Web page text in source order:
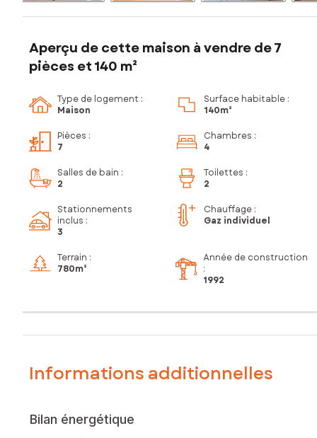
Aperçu de cette maison à vendre de 7
pièces et 140 m²
Type de logement :
Maison
Surface habitable :
140m²
Pièces :
7
Chambres :
4
Salles de bain :
2
Toilettes :
2
Stationnements
inclus :
3
Chauffage :
Gaz individuel
Terrain :
780m²
Année de construction
:
1992
Informations additionnelles
Bilan énergétique